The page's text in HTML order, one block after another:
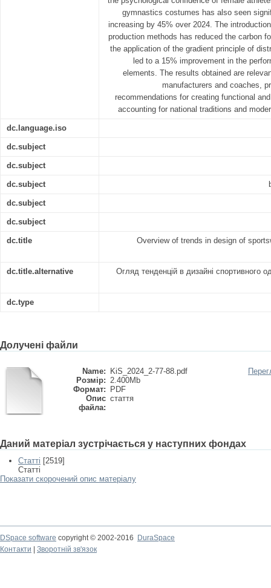
gymnastics costumes has also seen
increasing by 45% over 2024. The
production methods has reduced the carbon
the application of the gradient principle of
led to a 15% improvement in the
elements. The results obtained are
manufacturers and coaches,
recommendations for creating functional
accounting for national traditions and
dc.language.iso
dc.subject
dc.subject
dc.subject
dc.subject
dc.subject
dc.title Overview of trends in design of
dc.title.alternative Огляд тенденцій в дизайні спортивного
dc.type
Долучені файли
Name:
KiS_2024_2-77-88.pdf
Розмір: 2.400Mb
Формат:
PDF
Опис
файла:
стаття
Даний матеріал зустрічається у наступних фондах
Статті [2519]
Статті
Показати скорочений опис матеріалу
DSpace software copyright © 2002-2016
DuraSpace
Контакти
Зворотній зв'язок